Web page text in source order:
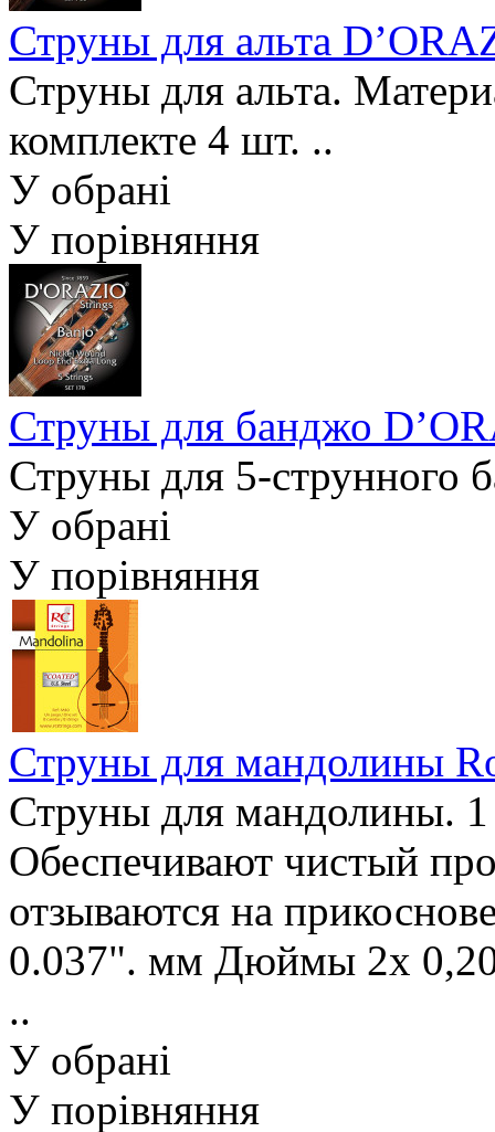
Струны для альта
Струны для альта.
комплекте 4 шт. ..
У обрані
У порівняння
Струны для банджо
Струны для 5-струнного
У обрані
У порівняння
Струны для мандолины
Струны для мандолины.
Обеспечивают чистый
отзываются на
0.037". мм Дюймы 2х 0,20
..
У обрані
У порівняння